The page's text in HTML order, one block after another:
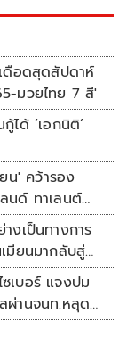
ดือดสุดสัปดาห์
มวยไทย 7 สี'
ได้ ‘เอกนิติ’
น' คว้ารอง
นด์ ทาเลนต์
งเป็นทางการ
มียนมากลับสู่
เบอร์ แจงปม
ผ่านจนท.หลุด